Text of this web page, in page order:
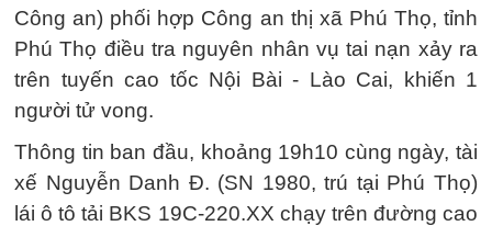
Công an) phối hợp Công an thị xã Phú Thọ, tỉnh
Phú Thọ điều tra nguyên nhân vụ tai nạn xảy ra
trên tuyến cao tốc Nội Bài - Lào Cai, khiến 1
người tử vong.
Thông tin ban đầu, khoảng 19h10 cùng ngày, tài
xế Nguyễn Danh Đ. (SN 1980, trú tại Phú Thọ)
lái ô tô tải BKS 19C-220.XX chạy trên đường cao